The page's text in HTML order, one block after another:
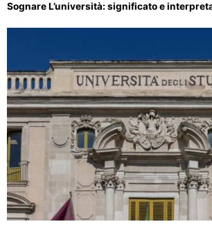
Sognare L’università: significato e